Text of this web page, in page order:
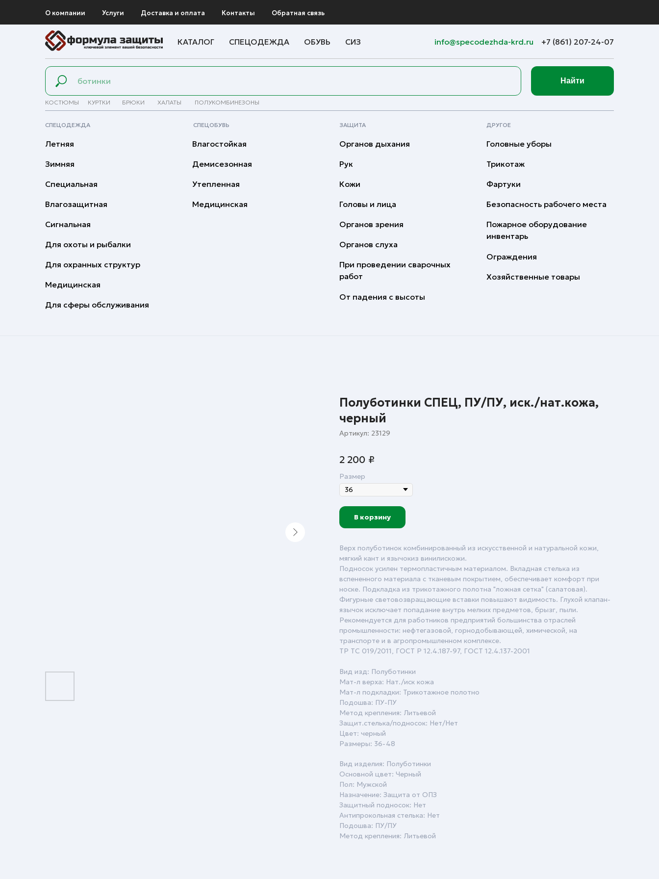
О компании Услуги Доставка и оплата Контакты Обратная связь
КАТАЛОГ СПЕЦОДЕЖДА ОБУВЬ СИЗ info@specodezhda-krd.ru +7 (861) 207-24-07
Найти
ПОЛУКОМБИНЕЗОНЫ
ХАЛАТЫ
БРЮКИ
КОСТЮМЫ КУРТКИ
Летняя
Для охранных структур
Влагостойкая Органов дыхания
Зимняя
Головные уборы
Медицинская
Рук
Специальная
Трикотаж
Головы и лица
Кожи
Влагозащитная
Фартуки
Органов зрения
Безопасность рабочего места
Сигнальная
Для охоты и рыбалки
При проведении сварочных
работ
Пожарное оборудование
инвентарь
Медицинская
Демисезонная
Органов слуха
Ограждения
Для сферы обслуживания
Утепленная
От падения с высоты
Хозяйственные товары
СПЕЦОДЕЖДА СПЕЦОБУВЬ ЗАЩИТА ДРУГОЕ
Полуботинки СПЕЦ, ПУ/ПУ, иск./нат.кожа,
черный
Артикул: 23129
2 200 ₽
Размер
В корзину
Верх полуботинок комбинированный из искусственной и натуральной кожи,
мягкий кант и язычокиз винилискожи.
Подносок усилен термопластичным материалом. Вкладная стелька из
вспененного материала с тканевым покрытием, обеспечивает комфорт при
носке. Подкладка из трикотажного полотна "ложная сетка" (салатовая).
Фигурные световозвращающие вставки повышают видимость. Глухой клапан-
язычок исключает попадание внутрь мелких предметов, брызг, пыли.
Рекомендуется для работников предприятий большинства отраслей
промышленности: нефтегазовой, горнодобывающей, химической, на
транспорте и в агропромышленном комплексе.
ТР ТС 019/2011, ГОСТ Р 12.4.187-97, ГОСТ 12.4.137-2001
Вид изд: Полуботинки
Мат-л верха: Нат./иск кожа
Мат-л подкладки: Трикотажное полотно
Подошва: ПУ-ПУ
Метод крепления: Литьевой
Защит.стелька/подносок: Нет/Нет
Цвет: черный
Размеры: 36-48
Вид изделия: Полуботинки
Основной цвет: Черный
Пол: Мужской
Назначение: Защита от ОПЗ
Защитный подносок: Нет
Антипрокольная стелька: Нет
Подошва: ПУ/ПУ
Метод крепления: Литьевой